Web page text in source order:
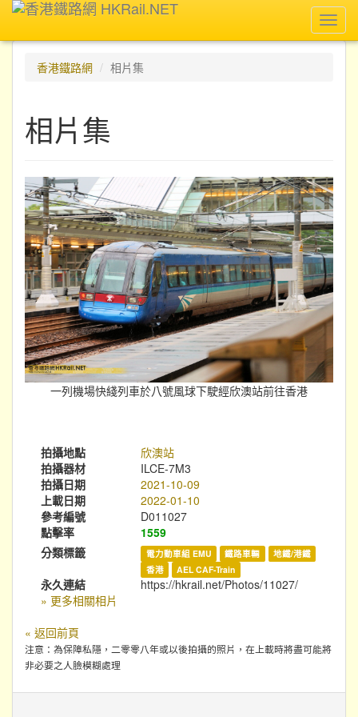
香港鐵路網
相片集
相片集
一列機場快綫列車於八號風球下駛經欣澳站前往香港
拍攝地點
欣澳站
拍攝器材
ILCE-7M3
拍攝日期
2021-10-09
上載日期
2022-01-10
參考編號
D011027
點擊率
1559
分類標籤
電力動車組 EMU 鐵路車輛
地鐵/港鐵
香港
AEL CAF-Train
永久連結
https://hkrail.net/Photos/11027/
» 更多相關相片
« 返回前頁
注意：為保障私隱，二零零八年或以後拍攝的照片，在上載時將盡可能將
非必要之人臉模糊處理